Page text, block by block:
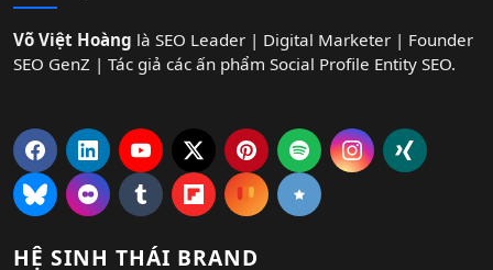
Võ Việt Hoàng là SEO Leader | Digital Marketer | Founder
SEO GenZ | Tác giả các ấn phẩm Social Profile Entity SEO.
HỆ SINH THÁI BRAND